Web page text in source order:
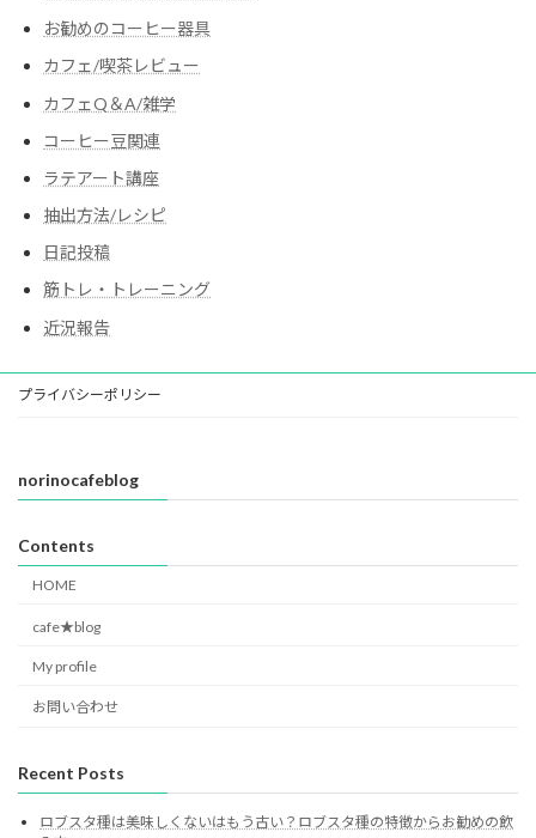
お勧めのコーヒー器具
カフェ/喫茶レビュー
カフェQ＆A/雑学
コーヒー豆関連
ラテアート講座
抽出方法/レシピ
日記投稿
筋トレ・トレーニング
近況報告
プライバシーポリシー
norinocafeblog
Contents
HOME
cafe★blog
My profile
お問い合わせ
Recent Posts
ロブスタ種は美味しくないはもう古い？ロブスタ種の特徴からお勧めの飲